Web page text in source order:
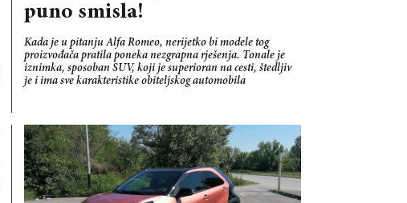
puno smisla!
Kada je u pitanju Alfa Romeo, nerijetko bi modele tog
proizvođača pratila poneka nezgrapna rješenja. Tonale je
iznimka, sposoban SUV, koji je superioran na cesti, štedljiv
je i ima sve karakteristike obiteljskog automobila